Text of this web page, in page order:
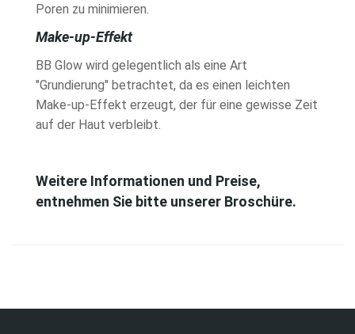
Poren zu minimieren.
Make-up-Effekt
BB Glow wird gelegentlich als eine Art
"Grundierung" betrachtet, da es einen leichten
Make-up-Effekt erzeugt, der für eine gewisse Zeit
auf der Haut verbleibt.
Weitere Informationen und Preise,
entnehmen Sie bitte unserer Broschüre.